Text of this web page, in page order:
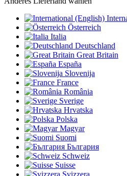
Österreich
Italia
Deutschland
Great Britain
España
Slovenija
France
România
Sverige
Hrvatska
Polska
Magyar
Suomi
България
Schweiz
Suisse
Svizzera